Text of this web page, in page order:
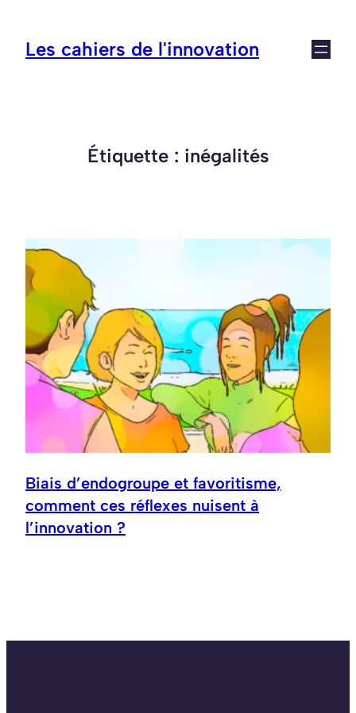
contenu
Les cahiers de l'innovation
Étiquette : inégalités
Biais d’endogroupe et favoritisme,
comment ces réflexes nuisent à
l’innovation ?